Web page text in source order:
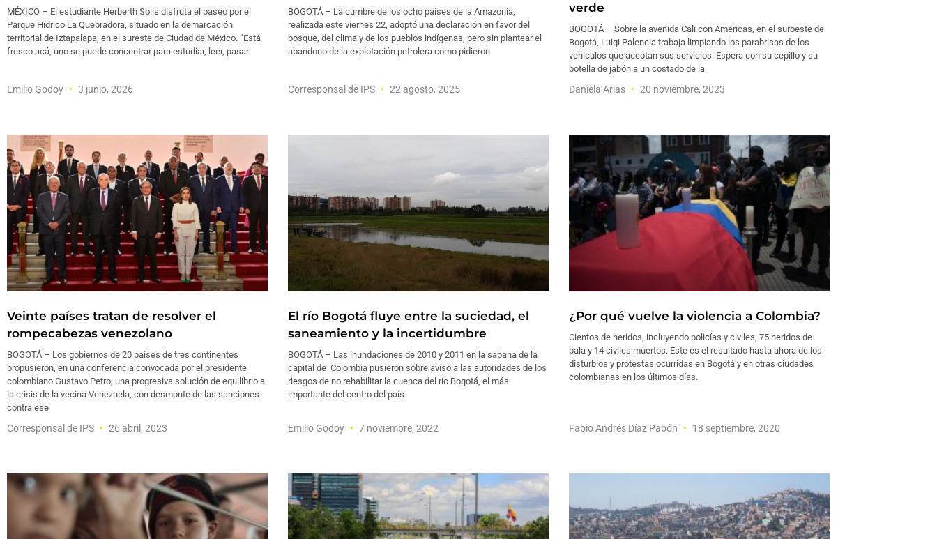
MÉXICO – El estudiante Herberth Solís disfruta el paseo por el
Parque Hídrico La Quebradora, situado en la demarcación
territorial de Iztapalapa, en el sureste de Ciudad de México. “Está
fresco acá, uno se puede concentrar para estudiar, leer, pasar
Emilio Godoy 3 junio, 2026
BOGOTÁ – La cumbre de los ocho países de la Amazonia,
realizada este viernes 22, adoptó una declaración en favor del
bosque, del clima y de los pueblos indígenas, pero sin plantear el
abandono de la explotación petrolera como pidieron
Corresponsal de IPS 22 agosto, 2025
verde
BOGOTÁ – Sobre la avenida Cali con Américas, en el suroeste de
Bogotá, Luigi Palencia trabaja limpiando los parabrisas de los
vehículos que aceptan sus servicios. Espera con su cepillo y su
botella de jabón a un costado de la
Daniela Arias 20 noviembre, 2023
Veinte países tratan de resolver el
rompecabezas venezolano
BOGOTÁ – Los gobiernos de 20 países de tres continentes
propusieron, en una conferencia convocada por el presidente
colombiano Gustavo Petro, una progresiva solución de equilibrio a
la crisis de la vecina Venezuela, con desmonte de las sanciones
contra ese
Corresponsal de IPS 26 abril, 2023
El río Bogotá fluye entre la suciedad, el
saneamiento y la incertidumbre
BOGOTÁ – Las inundaciones de 2010 y 2011 en la sabana de la
capital de Colombia pusieron sobre aviso a las autoridades de los
riesgos de no rehabilitar la cuenca del río Bogotá, el más
importante del centro del país.
Emilio Godoy 7 noviembre, 2022
¿Por qué vuelve la violencia a Colombia?
Cientos de heridos, incluyendo policías y civiles, 75 heridos de
bala y 14 civiles muertos. Este es el resultado hasta ahora de los
disturbios y protestas ocurridas en Bogotá y en otras ciudades
colombianas en los últimos días.
Fabio Andrés Díaz Pabón 18 septiembre, 2020